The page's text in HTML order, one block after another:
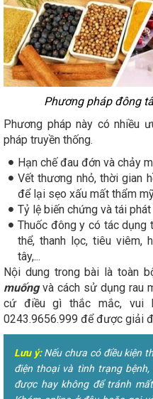
Phương pháp đông
Phương pháp này có nhiều
pháp truyền thống.
Hạn chế đau đớn và chảy
Vết thương nhỏ, thời gian
để lại sẹo xấu mất thẩm
Tỷ lệ biến chứng và tái
Thuốc đông y có tác
thể, thanh lọc, tiêu viêm,
tây,...
Nội dung trong bài là toàn
muốngvà cách sử dụng rau
cứ điều gì thắc mắc, vui
0243.9656.999 để được giải
Lưu ý:Nếu chưa có điều kiện
điện thoại và tình trạng
được hay không để tránh